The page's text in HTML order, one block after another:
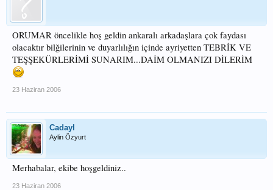
ORUMAR öncelikle hoş geldin ankaralı arkadaşlara çok faydası
olacaktır bilğilerinin ve duyarlılığın içinde ayriyetten TEBRİK VE
TEŞŞEKÜRLERİMİ SUNARIM...DAİM OLMANIZI DİLERİM
23 Haziran 2006
Cadayl
Aylin Özyurt
Merhabalar, ekibe hoşgeldiniz..
23 Haziran 2006